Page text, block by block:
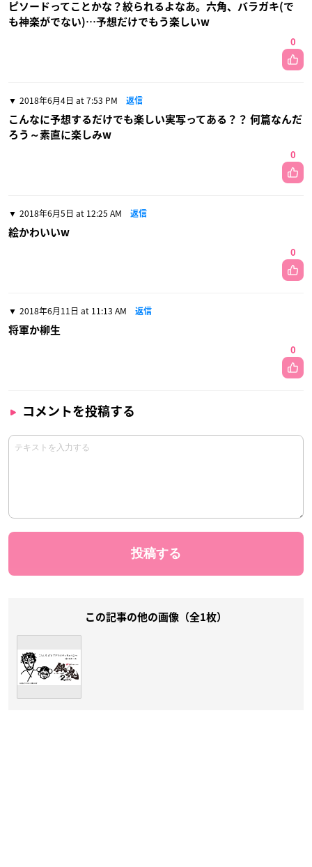
ピソードってことかな？絞られるよなあ。六角、バラガキ(で
も神楽がでない)…予想だけでもう楽しいw
0
2018年6月4日 at 7:53 PM 返信
こんなに予想するだけでも楽しい実写ってある？？ 何篇なんだ
ろう～素直に楽しみw
0
2018年6月5日 at 12:25 AM 返信
絵かわいいw
0
2018年6月11日 at 11:13 AM 返信
将軍か柳生
0
コメントを投稿する
この記事の他の画像（全1枚）